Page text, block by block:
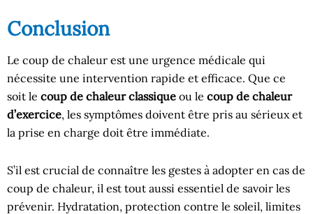
Conclusion
Le coup de chaleur est une urgence médicale qui
nécessite une intervention rapide et efficace. Que ce
soit le coup de chaleur classique ou le coup de chaleur
d’exercice, les symptômes doivent être pris au sérieux et
la prise en charge doit être immédiate.
S’il est crucial de connaître les gestes à adopter en cas de
coup de chaleur, il est tout aussi essentiel de savoir les
prévenir. Hydratation, protection contre le soleil, limites